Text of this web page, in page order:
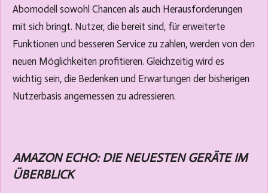
Abomodell sowohl Chancen als auch Herausforderungen
mit sich bringt. Nutzer, die bereit sind, für erweiterte
Funktionen und besseren Service zu zahlen, werden von den
neuen Möglichkeiten profitieren. Gleichzeitig wird es
wichtig sein, die Bedenken und Erwartungen der bisherigen
Nutzerbasis angemessen zu adressieren.
AMAZON ECHO: DIE NEUESTEN GERÄTE IM
ÜBERBLICK